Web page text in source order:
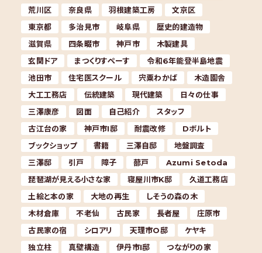
荒川区
奈良県 羽根建築工房
文京区
東京都
多治見市 岐阜県
歴史的建造物
滋賀県
四条畷市 神戸市
木製建具
玄関ドア
まつくりすぺーす
令和6年能登半島地震
池田市
住宅医スクール 宍粟わかば
木造園舎
大工工務店
伝統建築 現代建築
日々の仕事
三澤康彦
図面 自己紹介
スタッフ
古江台の家
神戸市I邸 耐震改修
Dボルト
ブックショップ
書籍 三澤自邸
地盤調査
三澤邸
引戸 障子 蔀戸
Azumi Setoda
琵琶湖が見える小さな家
寝屋川市K邸
久道工務店
土絵と本の家
大地の再生
しそうの森の木
木材倉庫
不老仙 古民家 長者屋
庄原市
古民家の宿
シロアリ 天理市O邸
ケヤキ
独立柱
真壁構造 伊丹市I邸
つながりの家